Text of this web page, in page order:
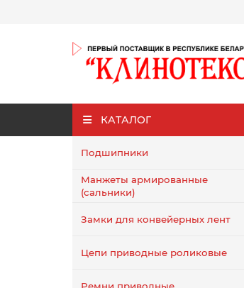
КАТАЛОГ
Подшипники
Манжеты армированные
(сальники)
Замки для конвейерных лент
Цепи приводные роликовые